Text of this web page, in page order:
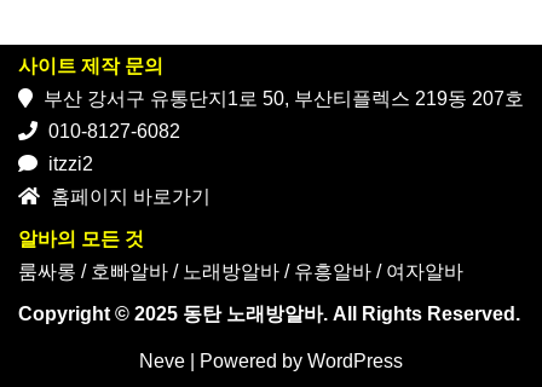
사이트 제작 문의
부산 강서구 유통단지1로 50, 부산티플렉스 219동 207호
010-8127-6082
itzzi2
홈페이지 바로가기
알바의 모든 것
룸싸롱 / 호빠알바 / 노래방알바 / 유흥알바 / 여자알바
Copyright © 2025 동탄 노래방알바. All Rights Reserved.
Neve | Powered by WordPress